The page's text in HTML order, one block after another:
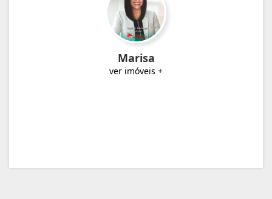
Marisa
ver imóveis +